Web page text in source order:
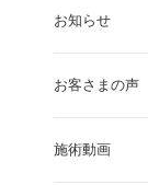
お知らせ
お客さまの声
施術動画